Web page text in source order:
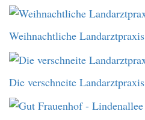
Weihnachtliche Landarztpraxis
Die verschneite Landarztpraxis